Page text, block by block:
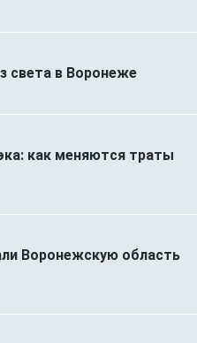
света в Воронеже
как меняются траты
Воронежскую область